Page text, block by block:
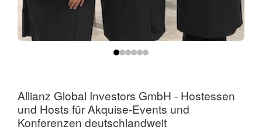
Allianz Global Investors GmbH - Hostessen
und Hosts für Akquise-Events und
Konferenzen deutschlandweit